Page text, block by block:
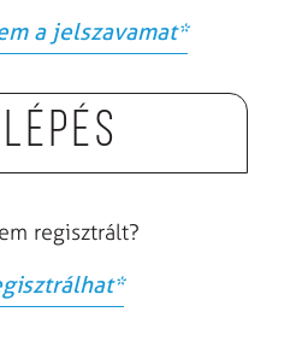
a jelszavamat*
regisztrált?
*